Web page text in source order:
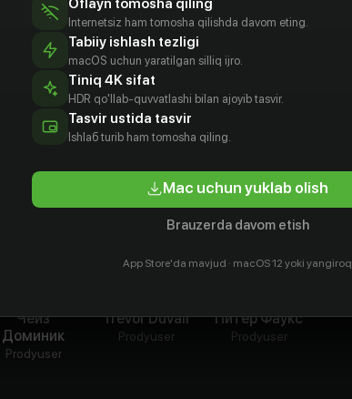
Чейз
Доминик
Prodyuser
Trevor DuVall
Prodyuser
Питер Фаукс
Prodyuser
Oflayn tomosha qiling
Internetsiz ham tomosha qilishda davom eting.
Tabiiy ishlash tezligi
macOS uchun yaratilgan silliq ijro.
Tiniq 4K sifat
HDR qo'llab-quvvatlashi bilan ajoyib tasvir.
Tasvir ustida tasvir
Ishlаб turib ham tomosha qiling.
Mac uchun yuklab olish
Brauzerda davom etish
App Store'da mavjud · macOS 12 yoki yangiroq